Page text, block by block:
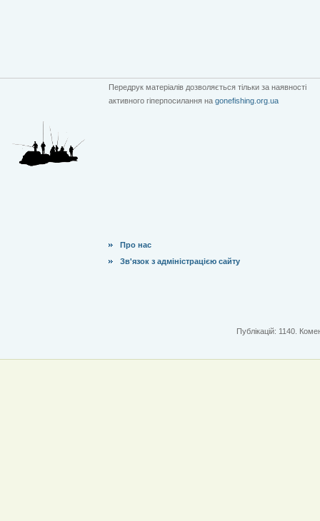
Передрук матеріалів дозволяється тільки за наявності
активного гіперпосилання на gonefishing.org.ua
Про нас
Зв'язок з адміністрацією сайту
Публікацій: 1140.